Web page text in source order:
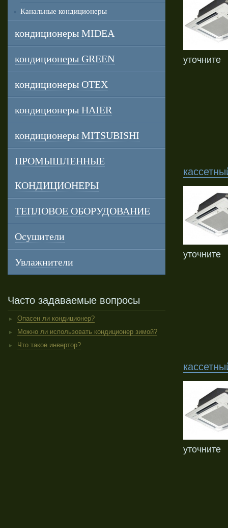
Канальные кондиционеры
кондиционеры MIDEA
кондиционеры GREEN
кондиционеры OTEX
кондиционеры HAIER
кондиционеры MITSUBISHI
ПРОМЫШЛЕННЫЕ
КОНДИЦИОНЕРЫ
ТЕПЛОВОЕ ОБОРУДОВАНИЕ
Осушители
Увлажнители
Часто задаваемые вопросы
Опасен ли кондиционер?
Можно ли использовать кондиционер зимой?
Что такое инвертор?
уточните
уточните
уточните